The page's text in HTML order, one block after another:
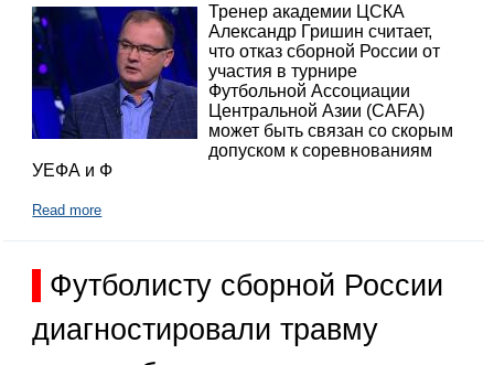
Тренер академии ЦСКА
Александр Гришин считает,
что отказ сборной России от
участия в турнире
Футбольной Ассоциации
Центральной Азии (CAFA)
может быть связан со скорым
допуском к соревнованиям
УЕФА и Ф
Read more
Футболисту сборной России
диагностировали травму